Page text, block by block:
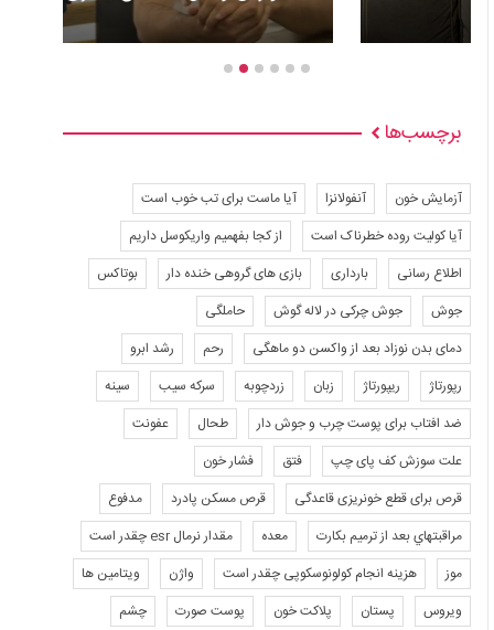
برچسب‌ها
آزمایش خون آنفولانزا
آیا ماست برای تب خوب است
آیا کولیت روده خطرناک است
از کجا بفهمیم واریکوسل داریم
اطلاع رسانی
بارداری بازی های گروهی خنده دار
بوتاکس
جوش
جوش چرکی در لاله گوش
حاملگی
دمای بدن نوزاد بعد از واکسن دو ماهگی
رحم
رشد ابرو
رپورتاژ
ریپورتاژ زبان زردچوبه سرکه سیب
سینه
ضد افتاب برای پوست چرب و جوش دار
طحال
عفونت
علت سوزش کف پای چپ
فتق
فشار خون
قرص برای قطع خونریزی قاعدگی
قرص مسکن پادرد
مدفوع
مراقبتهاي بعد از ترميم بكارت
معده
مقدار نرمال esr چقدر است
موز
هزینه انجام کولونوسکوپی چقدر است واژن
ویتامین ها
ویروس
پستان پلاکت خون پوست صورت
چشم